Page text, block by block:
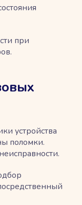
при
устройства
поломки.